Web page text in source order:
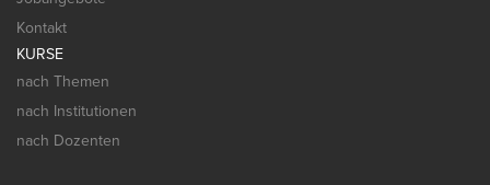
Kontakt
KURSE
nach Themen
nach Institutionen
nach Dozenten